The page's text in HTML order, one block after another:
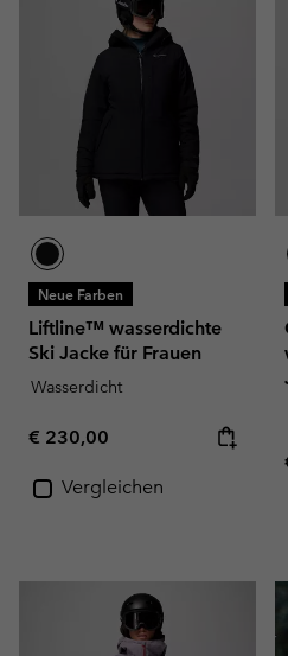
Neue Farben
Liftline™ wasserdichte
Ski Jacke für Frauen
Wasserdicht
Regular price:
€ 230,00
Vergleichen